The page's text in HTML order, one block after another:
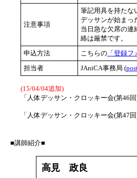
注意事項
筆記用具を持たな
デッサンが始まっ
当日急な欠席の連
絡は厳禁です。
申込方法
こちらの 「登録フ
担当者
JAniCA事務局 (
(15/04/04追加)
「人体デッサン・クロッキー会(第46
「人体デッサン・クロッキー会(第47
■講師紹介■
高見 政良